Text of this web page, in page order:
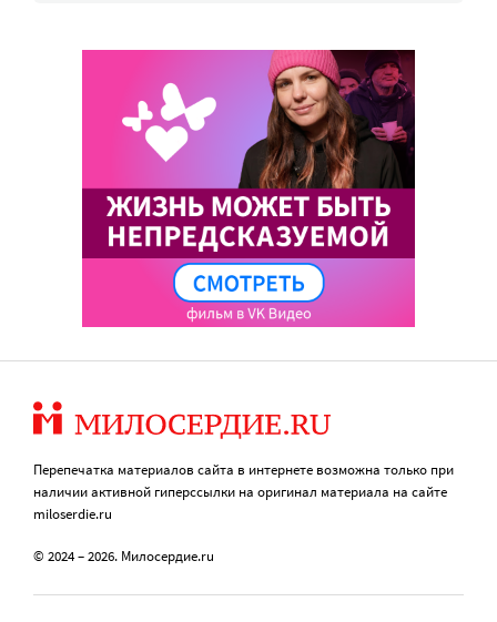
Перепечатка материалов сайта в интернете возможна только при
наличии активной гиперссылки на оригинал материала на сайте
miloserdie.ru
© 2024 – 2026. Милосердие.ru